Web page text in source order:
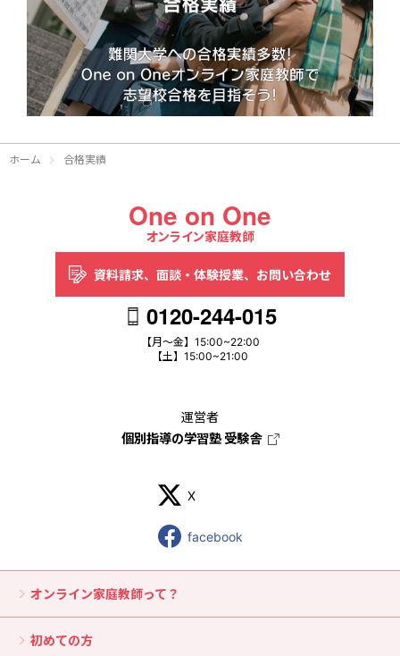
ホーム 合格実績
One on One
オンライン家庭教師
資料請求、 面談・体験授業、 お問い合わせ
0120-244-015
【月～金】15:00~22:00
【土】15:00~21:00
運営者
個別指導の学習塾 受験舎
X
facebook
オンライン家庭教師って？
初めての方